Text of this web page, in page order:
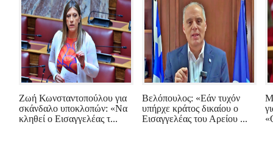
Ζωή Κωνσταντοπούλου για
σκάνδαλο υποκλοπών: «Να
κληθεί ο Εισαγγελέας τ...
Βελόπουλος: «Εάν τυχόν
υπήρχε κράτος δικαίου ο
Εισαγγελέας του Αρείου ...